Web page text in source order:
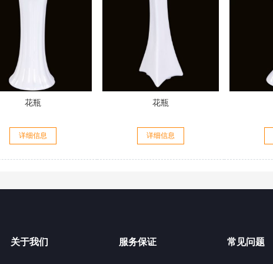
花瓶
详细信息
花瓶
详细信息
关于我们 服务保证 常见问题